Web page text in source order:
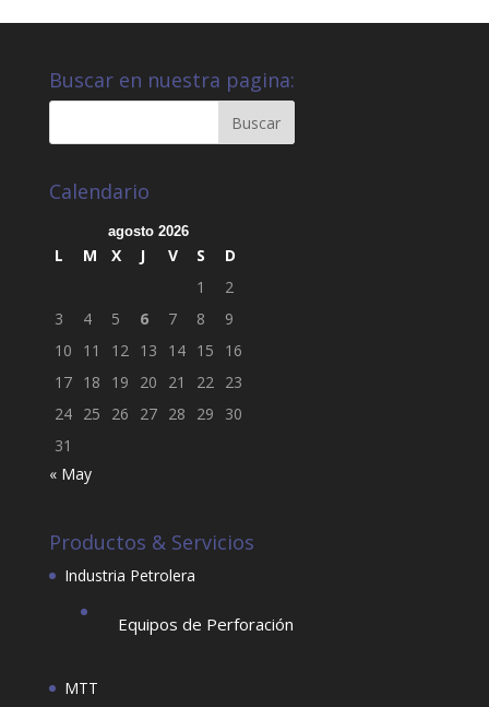
Buscar en nuestra pagina:
Calendario
agosto 2026
L M X J V S
D
1
2
3
4 5 6 7 8
9
10
11 12 13 14 15
16
17 18 19 20 21 22 23
24 25 26 27 28 29
30
31
« May
Productos & Servicios
Industria Petrolera
Equipos de Perforación
MTT